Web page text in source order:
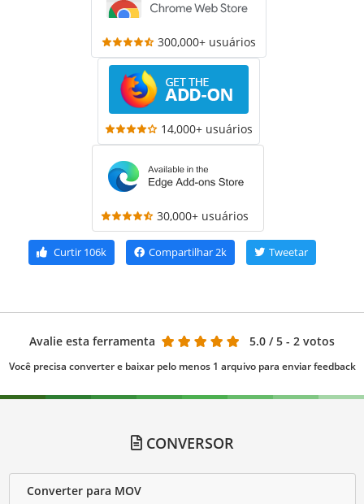
300,000+ usuários
14,000+ usuários
30,000+ usuários
Curtir 106k Compartilhar2k Tweetar
Avalie esta ferramenta 5.0 / 5 - 2 votos
Você precisa converter e baixar pelo menos 1 arquivo para enviar feedback
CONVERSOR
Converter para MOV